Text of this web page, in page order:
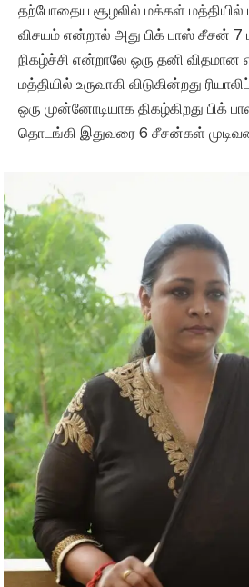
தற்போதைய சூழலில் மக்கள் மத்தியில்
விசயம் என்றால் அது பிக் பாஸ் சீசன் 7
நிகழ்ச்சி என்றாலே ஒரு தனி விதமான
மத்தியில் உருவாகி விடுகின்றது
ஒரு முன்னோடியாக திகழ்கிறது பிக்
தொடங்கி இதுவரை 6 சீசன்கள்